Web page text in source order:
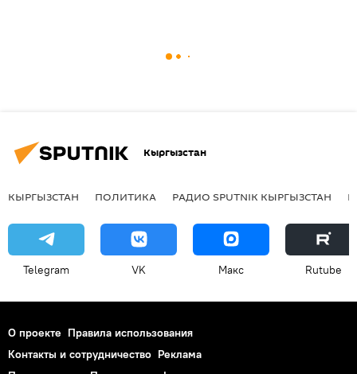
Кыргызстан
КЫРГЫЗСТАН ПОЛИТИКА РАДИО SPUTNIK КЫРГЫЗСТАН
Telegram VK Макс Rutube
О проекте Правила использования
Контакты и сотрудничество Реклама